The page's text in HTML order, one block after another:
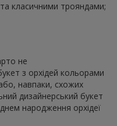
класичними трояндами;
не
з орхідей кольорами
навпаки, схожих
дизайнерський букет
народження орхідеї